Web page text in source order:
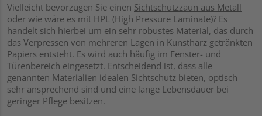
Vielleicht bevorzugen Sie einen Sichtschutzzaun aus Metall
oder wie wäre es mit HPL (High Pressure Laminate)? Es
handelt sich hierbei um ein sehr robustes Material, das durch
das Verpressen von mehreren Lagen in Kunstharz getränkten
Papiers entsteht. Es wird auch häufig im Fenster- und
Türenbereich eingesetzt. Entscheidend ist, dass alle
genannten Materialien idealen Sichtschutz bieten, optisch
sehr ansprechend sind und eine lange Lebensdauer bei
geringer Pflege besitzen.